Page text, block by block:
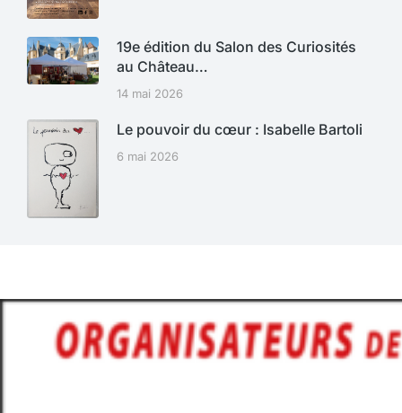
19e édition du Salon des Curiosités
au Château…
14 mai 2026
Le pouvoir du cœur : Isabelle Bartoli
6 mai 2026